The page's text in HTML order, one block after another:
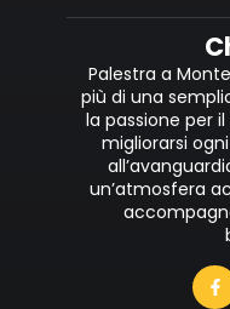
Palestra a
più di una
la passione per
migliorarsi
un’atmosfera